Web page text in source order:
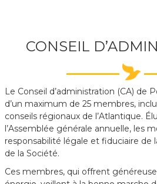
CONSEIL
Le Conseil d’administration (CA) de
d’un maximum de 25 membres,
conseils régionaux de l’Atlantique.
l’Assemblée générale annuelle, les
responsabilité légale et fiduciaire de
de la Société.
Ces membres, qui offrent